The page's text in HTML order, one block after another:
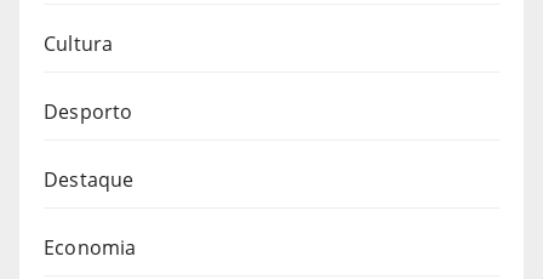
Cultura
Desporto
Destaque
Economia